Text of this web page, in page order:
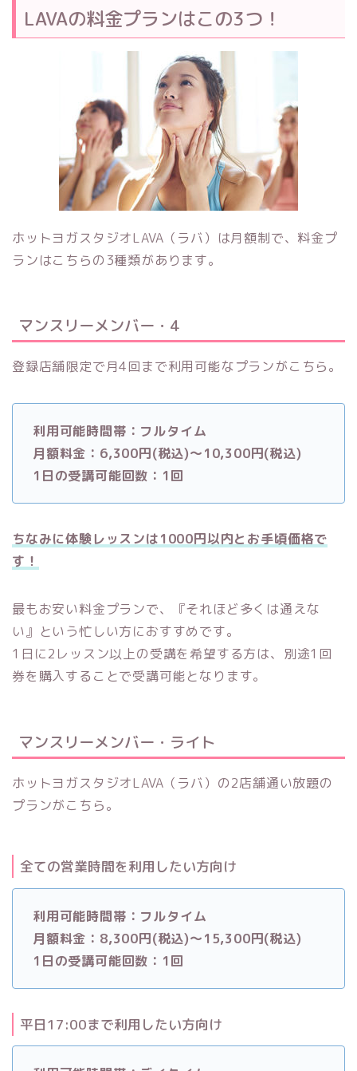
LAVAの料金プランはこの3つ！
ホットヨガスタジオLAVA（ラバ） は月額制で、料金プ
ランはこちらの3種類があります。
マンスリーメンバー・4
登録店舗限定で月4回まで利用可能なプランがこちら。
利用可能時間帯：フルタイム
月額料金：6,300円(税込)～10,300円(税込)
1日の受講可能回数：1回
ちなみに体験レッスンは1000円以内とお手頃価格で
す！
最もお安い料金プランで、『それほど多くは通えな
い』という忙しい方におすすめです。
1日に2レッスン以上の受講を希望する方は、別途1回
券を購入することで受講可能となります。
マンスリーメンバー・ライト
ホットヨガスタジオLAVA（ラバ）の2店舗通い放題の
プランがこちら。
全ての営業時間を利用したい方向け
利用可能時間帯：フルタイム
月額料金：8,300円(税込)～15,300円(税込)
1日の受講可能回数：1回
平日17:00まで利用したい方向け